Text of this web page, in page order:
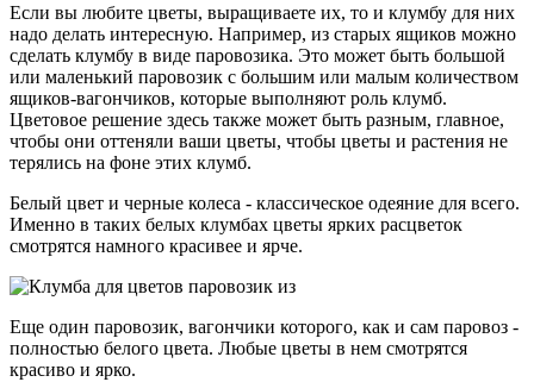
Если вы любите цветы, выращиваете их, то и клумбу для них
надо делать интересную. Например, из старых ящиков можно
сделать клумбу в виде паровозика. Это может быть большой
или маленький паровозик с большим или малым количеством
ящиков-вагончиков, которые выполняют роль клумб.
Цветовое решение здесь также может быть разным, главное,
чтобы они оттеняли ваши цветы, чтобы цветы и растения не
терялись на фоне этих клумб.
Белый цвет и черные колеса - классическое одеяние для всего.
Именно в таких белых клумбах цветы ярких расцветок
смотрятся намного красивее и ярче.
Еще один паровозик, вагончики которого, как и сам паровоз -
полностью белого цвета. Любые цветы в нем смотрятся
красиво и ярко.